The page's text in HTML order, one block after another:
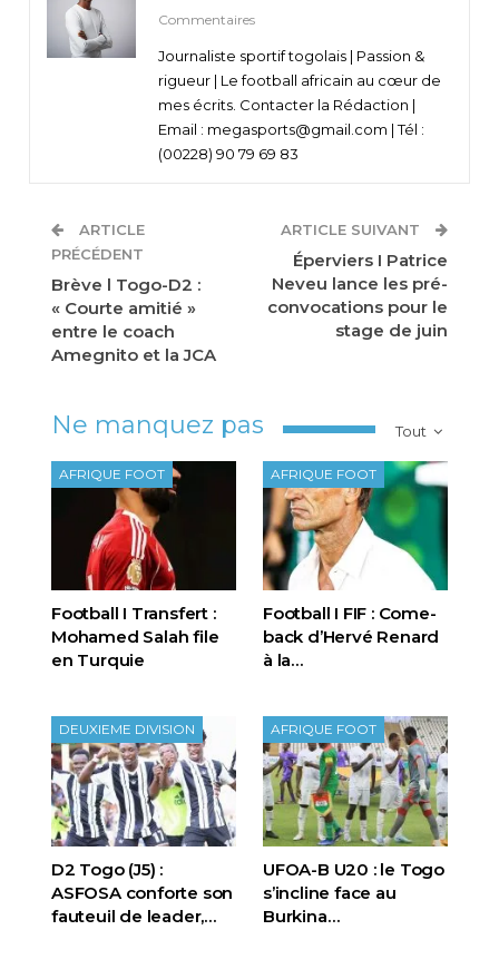
Commentaires
Journaliste sportif togolais | Passion &
rigueur | Le football africain au cœur de
mes écrits. Contacter la Rédaction |
Email : megasports@gmail.com | Tél :
(00228) 90 79 69 83
ARTICLE
PRÉCÉDENT
Brève l Togo-D2 :
« Courte amitié »
entre le coach
Amegnito et la JCA
ARTICLE SUIVANT
Éperviers I Patrice
Neveu lance les pré-
convocations pour le
stage de juin
Tout
Ne manquez pas
AFRIQUE FOOT
Football I Transfert :
Mohamed Salah file
en Turquie
AFRIQUE FOOT
Football I FIF : Come-
back d’Hervé Renard
à la…
DEUXIEME DIVISION
D2 Togo (J5) :
ASFOSA conforte son
fauteuil de leader,…
AFRIQUE FOOT
UFOA-B U20 : le Togo
s’incline face au
Burkina…